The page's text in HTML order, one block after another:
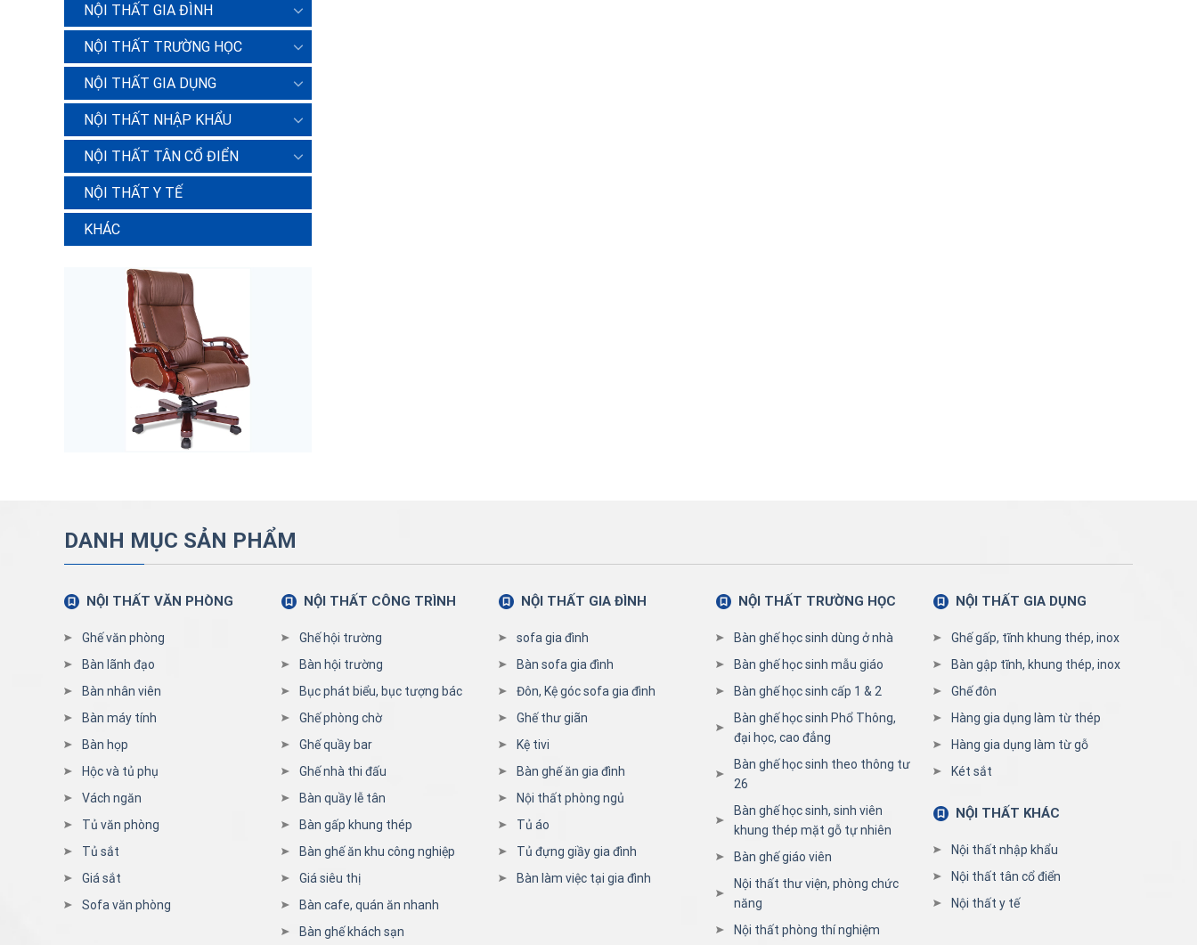
NỘI THẤT GIA ĐÌNH
NỘI THẤT TRƯỜNG HỌC
NỘI THẤT GIA DỤNG
NỘI THẤT NHẬP KHẨU
NỘI THẤT TÂN CỔ ĐIỂN
NỘI THẤT Y TẾ
KHÁC
DANH MỤC SẢN PHẨM
NỘI THẤT VĂN PHÒNG
Ghế văn phòng
Bàn lãnh đạo
Bàn nhân viên
Bàn máy tính
Bàn họp
Hộc và tủ phụ
Vách ngăn
Tủ văn phòng
Tủ sắt
Giá sắt
Sofa văn phòng
NỘI THẤT CÔNG TRÌNH
Ghế hội trường
Bàn hội trường
Bục phát biểu, bục tượng bác
Ghế phòng chờ
Ghế quầy bar
Ghế nhà thi đấu
Bàn quầy lễ tân
Bàn gấp khung thép
Bàn ghế ăn khu công nghiệp
Giá siêu thị
Bàn cafe, quán ăn nhanh
Bàn ghế khách sạn
NỘI THẤT GIA ĐÌNH
sofa gia đình
Bàn sofa gia đình
Đôn, Kệ góc sofa gia đình
Ghế thư giãn
Kệ tivi
Bàn ghế ăn gia đình
Nội thất phòng ngủ
Tủ áo
Tủ đựng giầy gia đình
Bàn làm việc tại gia đình
NỘI THẤT TRƯỜNG HỌC
Bàn ghế học sinh dùng ở nhà
Bàn ghế học sinh mẫu giáo
Bàn ghế học sinh cấp 1 & 2
Bàn ghế học sinh Phổ Thông,
đại học, cao đẳng
Bàn ghế học sinh theo thông tư
26
Bàn ghế học sinh, sinh viên
khung thép mặt gỗ tự nhiên
Bàn ghế giáo viên
Nội thất thư viện, phòng chức
năng
Nội thất phòng thí nghiệm
NỘI THẤT GIA DỤNG
Ghế gấp, tĩnh khung thép, inox
Bàn gập tĩnh, khung thép, inox
Ghế đôn
Hàng gia dụng làm từ thép
Hàng gia dụng làm từ gỗ
Két sắt
NỘI THẤT KHÁC
Nội thất nhập khẩu
Nội thất tân cổ điển
Nội thất y tế